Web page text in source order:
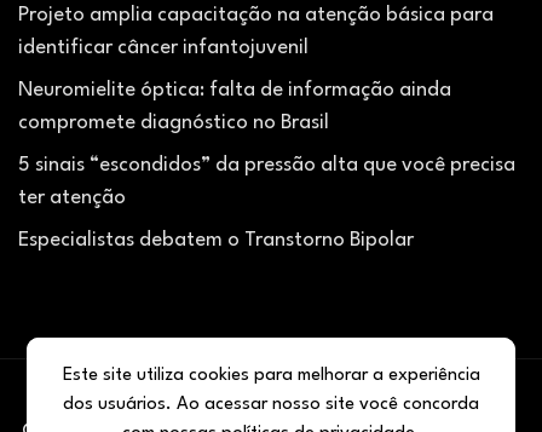
Projeto amplia capacitação na atenção básica para
identificar câncer infantojuvenil
Neuromielite óptica: falta de informação ainda
compromete diagnóstico no Brasil
5 sinais “escondidos” da pressão alta que você precisa
ter atenção
Especialistas debatem o Transtorno Bipolar
Este site utiliza cookies para melhorar a experiência
dos usuários. Ao acessar nosso site você concorda